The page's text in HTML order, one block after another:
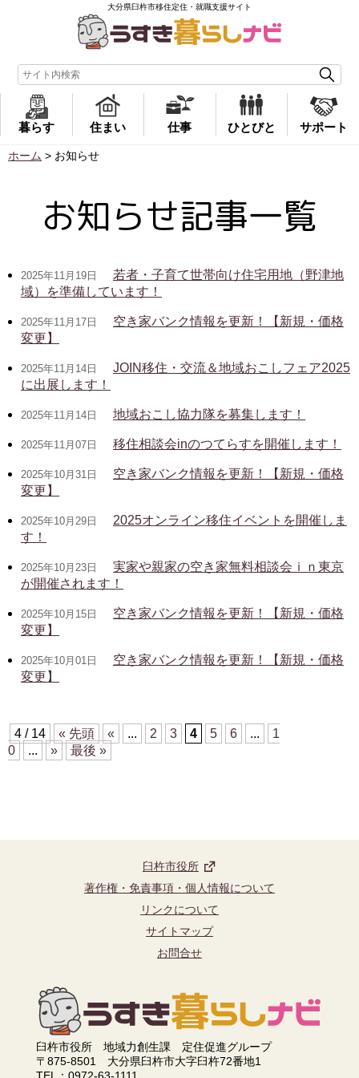
大分県臼杵市移住定住・就職支援サイト
暮らす 住まい 仕事 ひとびと サポート
ホーム > お知らせ
お知らせ記事一覧
2025年11月19日
若者・子育て世帯向け住宅用地（野津地
域）を準備しています！
2025年11月17日
空き家バンク情報を更新！【新規・価格
変更】
2025年11月14日
JOIN移住・交流＆地域おこしフェア2025
に出展します！
2025年11月14日 地域おこし協力隊を募集します！
2025年11月07日 移住相談会inのつてらすを開催します！
2025年10月31日
空き家バンク情報を更新！【新規・価格
変更】
2025年10月29日
2025オンライン移住イベントを開催しま
す！
2025年10月23日
実家や親家の空き家無料相談会ｉｎ東京
が開催されます！
2025年10月15日
空き家バンク情報を更新！【新規・価格
変更】
2025年10月01日
空き家バンク情報を更新！【新規・価格
変更】
4 / 14 « 先頭 « ... 2 3 4 5 6 ...
1
0
... » 最後 »
臼杵市役所
著作権・免責事項・個人情報について
リンクについて
サイトマップ
お問合せ
臼杵市役所 地域力創生課 定住促進グループ
〒875-8501 大分県臼杵市大字臼杵72番地1